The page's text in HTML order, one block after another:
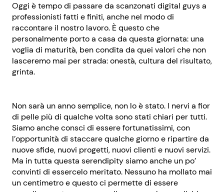
Oggi è tempo di passare da scanzonati digital guys a
professionisti fatti e finiti, anche nel modo di
raccontare il nostro lavoro. È questo che
personalmente porto a casa da questa giornata: una
voglia di maturità, ben condita da quei valori che non
lasceremo mai per strada: onestà, cultura del risultato,
grinta.
Non sarà un anno semplice, non lo è stato. I nervi a fior
di pelle più di qualche volta sono stati chiari per tutti.
Siamo anche consci di essere fortunatissimi, con
l’opportunità di staccare qualche giorno e ripartire da
nuove sfide, nuovi progetti, nuovi clienti e nuovi servizi.
Ma in tutta questa serendipity siamo anche un po’
convinti di essercelo meritato. Nessuno ha mollato mai
un centimetro e questo ci permette di essere